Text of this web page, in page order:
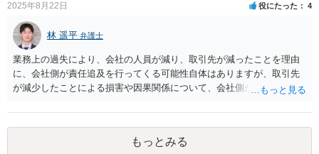
的に正確に分析すべき事案です。素人判断は大いに危険です。 法的責
任をきちんと追及されたい場合には、労働法にかなり詳しく、上記に
関係した法理等にも通じた弁護士等に相談し、法的に正確に分析して
もらい、今後の対応を検討するべきです。弁護士への直接相談が良い
と思います。なぜならば、法的にきちんと解明するために、良い知恵
を得るには必要だからです。良い解決になりますよう祈念しておりま
す。納得のいかないことは徹底的に解明しましょう！ 頑張って下さ
2025年8月22日 役にたった 4
林 遥平 弁護士
業務上の過失により、会社の人員が減り、取引先が減ったことを理由
に、会社側が責任追及を行ってくる可能性自体はありますが、取引先
が減少したことによる損害や因果関係について、会社側が立証する義
高いです。 誓約書に、「何かあれば損害賠償をします」という文言が
あると、賠償責任についての会社側の立証のハードルは下がるので、
署名すべきではないということになります。
もっとみる